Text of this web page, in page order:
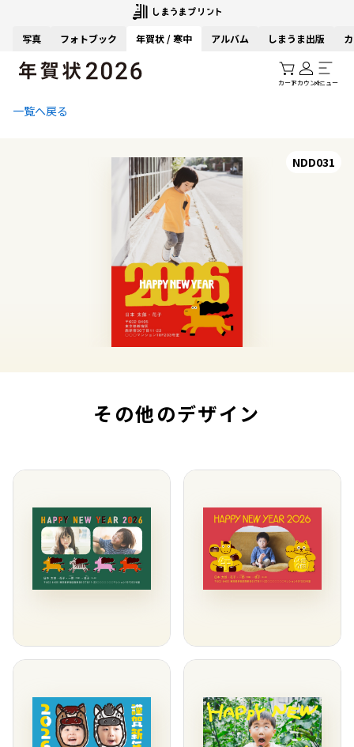
写真 フォトブック 年賀状 / 寒中 アルバム しまうま出版
カートアカウントメニュー
一覧へ戻る
NDD031
その他のデザイン